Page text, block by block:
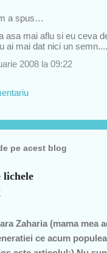
a spus…
asa mai aflu si eu ceva
ai mai dat nici un
2008 la 09:22
pe acest blog
lichele
Zaharia (mama mea
ce acum